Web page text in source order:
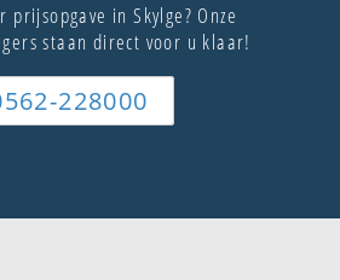
prijsopgave in Skylge? Onze
staan direct voor u klaar!
228000